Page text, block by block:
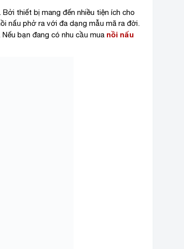
thiết bị mang đến nhiều tiện ích cho
nấu phở ra với đa dạng mẫu mã ra đời.
bạn đang có nhu cầu mua nồi nấu